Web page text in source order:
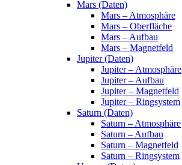
Mars (Daten)
Mars – Atmosphäre
Mars – Oberfläche
Mars – Aufbau
Mars – Magnetfeld
Jupiter (Daten)
Jupiter – Atmosphäre
Jupiter – Aufbau
Jupiter – Magnetfeld
Jupiter – Ringsystem
Saturn (Daten)
Saturn – Atmosphäre
Saturn – Aufbau
Saturn – Magnetfeld
Saturn – Ringsystem